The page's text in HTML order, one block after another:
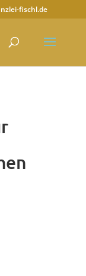
fischl.de